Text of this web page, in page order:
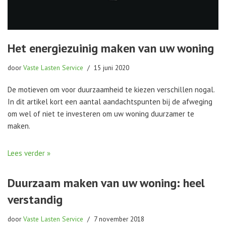
Het energiezuinig maken van uw woning
doorVaste Lasten Service 15 juni 2020
De motieven om voor duurzaamheid te kiezen verschillen nogal.
In dit artikel kort een aantal aandachtspunten bij de afweging
om wel of niet te investeren om uw woning duurzamer te
maken.
Lees verder »
Duurzaam maken van uw woning: heel
verstandig
doorVaste Lasten Service 7 november 2018